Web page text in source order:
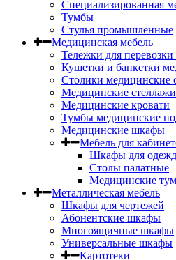
Специализированная
Тумбы
Стулья промышленные
Медицинская мебель
Тележки для
Кушетки и банкетки
Столики медицинские
Медицинские
Медицинские кровати
Тумбы медицинские
Медицинские шкафы
Мебель для
Шкафы для
Столы палатные
Медицинские
Металлическая мебель
Шкафы для чертежей
Абонентские шкафы
Многоящичные шкафы
Универсальные шкафы
Картотеки